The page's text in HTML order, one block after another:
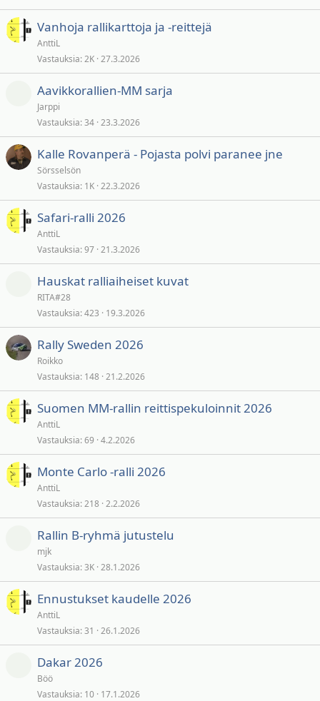
Vanhoja rallikarttoja ja -reittejä
AnttiL
Vastauksia 2K 27.3.2026
Aavikkorallien-MM sarja
Jarppi
Vastauksia 34 23.3.2026
Kalle Rovanperä - Pojasta polvi paranee jne
Sörsselsön
Vastauksia 1K 22.3.2026
Safari-ralli 2026
AnttiL
Vastauksia 97 21.3.2026
Hauskat ralliaiheiset kuvat
RITA#28
Vastauksia 423 19.3.2026
Rally Sweden 2026
Roikko
Vastauksia 148 21.2.2026
Suomen MM-rallin reittispekuloinnit 2026
AnttiL
Vastauksia 69 4.2.2026
Monte Carlo -ralli 2026
AnttiL
Vastauksia 218 2.2.2026
Rallin B-ryhmä jutustelu
mjk
Vastauksia 3K 28.1.2026
Ennustukset kaudelle 2026
AnttiL
Vastauksia 31 26.1.2026
Dakar 2026
Böö
Vastauksia 10 17.1.2026